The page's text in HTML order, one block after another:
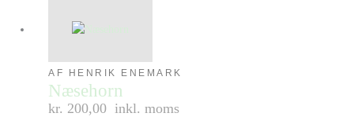
AF HENRIK ENEMARK
Næsehorn
kr. 200,00 inkl. moms